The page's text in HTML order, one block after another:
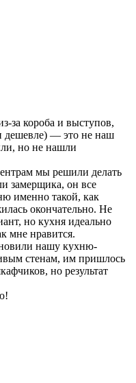
за короба и выступов,
дешевле) — это не наш
но не нашли
мы решили делать
замерщика, он все
именно такой, как
окончательно. Не
но кухня идеально
мне нравится.
нашу кухню-
стенам, им пришлось
но результат